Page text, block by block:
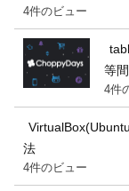
4件のビュー
等
4件
法
4件のビュー